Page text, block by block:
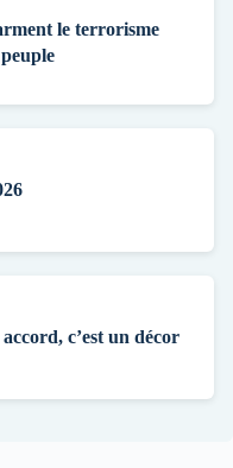
le terrorisme
c’est un décor